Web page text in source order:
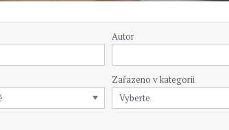
Autor
Zařazeno v kategorii